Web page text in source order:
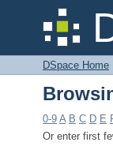
DSpace Home
0-9 A B C D E
Or enter first